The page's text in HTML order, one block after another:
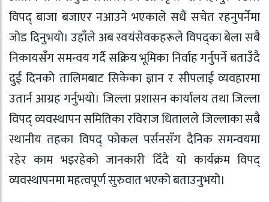
विपद् बाजा बजाएर नआउने भएकाले सधैं सचेत रहनुपर्नेमा
जोड दिनुभयो। उहाँले अब स्वयंसेवकहरूले विपद्का बेला सबै
निकायसँग समन्वय गर्दै सक्रिय भूमिका निर्वाह गर्नुपर्ने बताउँदै
दुई दिनको तालिमबाट सिकेका ज्ञान र सीपलाई व्यवहारमा
उतार्न आग्रह गर्नुभयो। जिल्ला प्रशासन कार्यालय तथा जिल्ला
विपद् व्यवस्थापन समितिका रविराज धितालले जिल्लाका सबै
स्थानीय तहका विपद् फोकल पर्सनसँग दैनिक समन्वयमा
रहेर काम भइरहेको जानकारी दिँदै यो कार्यक्रम विपद्
व्यवस्थापनमा महत्वपूर्ण सुरुवात भएको बताउनुभयो।